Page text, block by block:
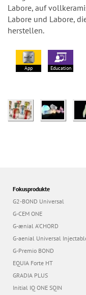
Labore, auf
Labore und Labore,
herstellen.
App Education
Fokusprodukte
G2-BOND Universal
G-CEM ONE
G-ænial A’CHORD
G-aenial Universal
G-Premio BOND
EQUIA Forte HT
GRADIA PLUS
Initial IQ ONE SQIN